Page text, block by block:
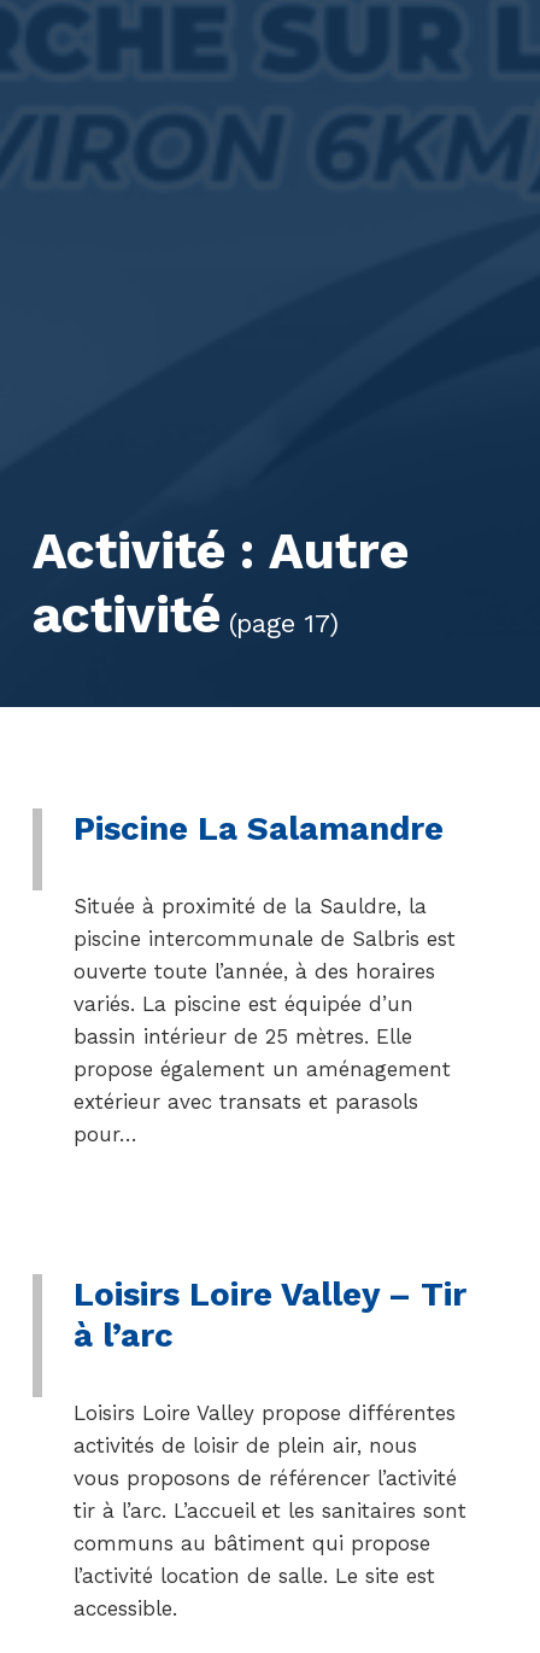
Activité : Autre
activité (page 17)
Piscine La Salamandre
Située à proximité de la Sauldre, la
piscine intercommunale de Salbris est
ouverte toute l’année, à des horaires
variés. La piscine est équipée d’un
bassin intérieur de 25 mètres. Elle
propose également un aménagement
extérieur avec transats et parasols
pour…
Loisirs Loire Valley – Tir
à l’arc
Loisirs Loire Valley propose différentes
activités de loisir de plein air, nous
vous proposons de référencer l’activité
tir à l’arc. L’accueil et les sanitaires sont
communs au bâtiment qui propose
l’activité location de salle. Le site est
accessible.